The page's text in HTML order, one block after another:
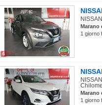
4
Marano
1 giorno
Marano
1 giorno